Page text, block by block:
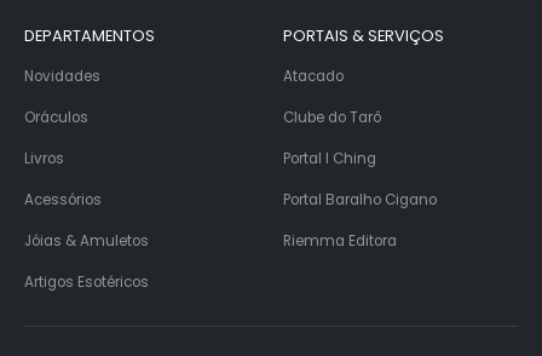
DEPARTAMENTOS
Novidades
Oráculos
Livros
Acessórios
Jóias & Amuletos
Artigos Esotéricos
PORTAIS & SERVIÇOS
Atacado
Clube do Tarô
Portal I Ching
Portal Baralho Cigano
Riemma Editora